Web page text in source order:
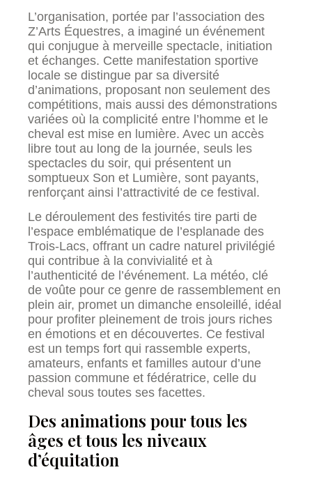
L’organisation, portée par l’association des
Z’Arts Équestres, a imaginé un événement
qui conjugue à merveille spectacle, initiation
et échanges. Cette manifestation sportive
locale se distingue par sa diversité
d’animations, proposant non seulement des
compétitions, mais aussi des démonstrations
variées où la complicité entre l’homme et le
cheval est mise en lumière. Avec un accès
libre tout au long de la journée, seuls les
spectacles du soir, qui présentent un
somptueux Son et Lumière, sont payants,
renforçant ainsi l’attractivité de ce festival.
Le déroulement des festivités tire parti de
l’espace emblématique de l’esplanade des
Trois-Lacs, offrant un cadre naturel privilégié
qui contribue à la convivialité et à
l’authenticité de l’événement. La météo, clé
de voûte pour ce genre de rassemblement en
plein air, promet un dimanche ensoleillé, idéal
pour profiter pleinement de trois jours riches
en émotions et en découvertes. Ce festival
est un temps fort qui rassemble experts,
amateurs, enfants et familles autour d’une
passion commune et fédératrice, celle du
cheval sous toutes ses facettes.
Des animations pour tous les
âges et tous les niveaux
d’équitation